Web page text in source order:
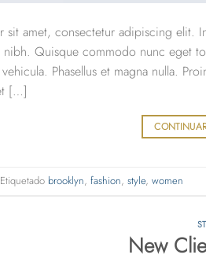
sit amet, consectetur adipiscing elit.
Quisque commodo nunc eget
Phasellus et magna nulla.
[…]
Etiquetado brooklyn, fashion, style, women
New